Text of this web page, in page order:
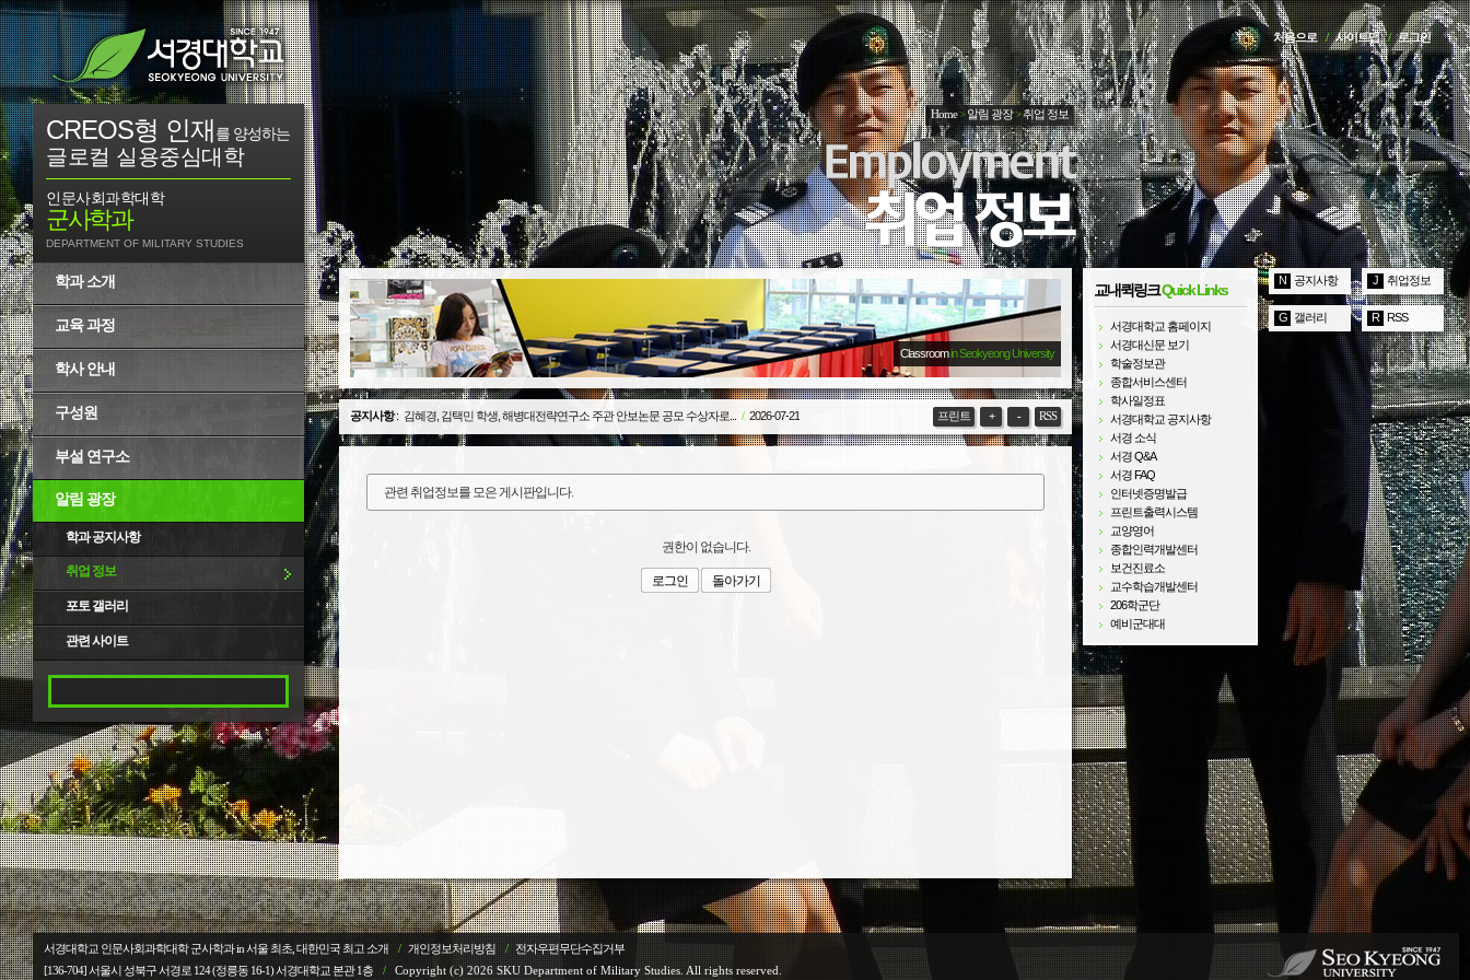
처음으로 / 사이트맵 / 로그인
CREOS형 인재 를 양성하는
글로컬 실용중심대학
인문사회과학대학
군사학과
DEPARTMENT OF MILITARY STUDIES
학과 소개
교육 과정
학사 안내
구성원
부설 연구소
알림 광장
학과 공지사항
취업 정보
포토 갤러리
관련 사이트
Home>알림 광장>취업 정보
Classroomin Seokyeong University
공지사항: 김혜경, 김택민 학생, 해병대전략연구소 주관 안보논문 공모 수상자로... / 2026-07-21 RSS
-
+
프린트
관련 취업정보를 모은 게시판입니다.
권한이 없습니다.
로그인 돌아가기
교내퀵링크Quick Links
서경대학교 홈페이지
서경대신문 보기
학술정보관
종합서비스센터
학사일정표
서경대학교 공지사항
서경 소식
서경 Q&A
서경 FAQ
인터넷증명발급
프린트출력시스템
교양영어
종합인력개발센터
보건진료소
교수학습개발센터
206학군단
예비군대대
N 공지사항 J 취업정보
G 갤러리 R RSS
서경대학교 인문사회과학대학 군사학과 in 서울 최초, 대한민국 최고 소개 / 개인정보처리방침 /
전자우편무단수집거부
[136-704] 서울시 성북구 서경로 124 (정릉동 16-1) 서경대학교본관 1층 / Copyright (c) 2026 SKU Department of Military Studies. All rights reserved.